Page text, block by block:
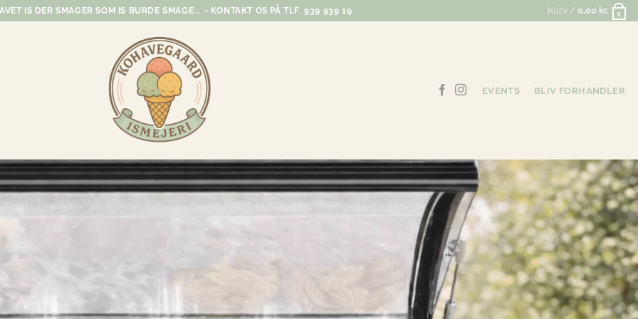
IS DER SMAGER SOM IS BURDE SMAGE... - KONTAKT OS PÅ TLF. 939 939 19 Kurv / 0,00 kr. 0
EVENTS BLIV FORHANDLER